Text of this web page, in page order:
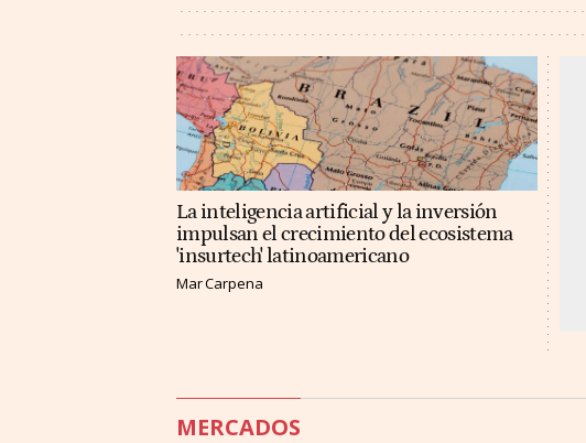
La inteligencia artificial y la inversión
impulsan el crecimiento del ecosistema
'insurtech' latinoamericano
Mar Carpena
MERCADOS